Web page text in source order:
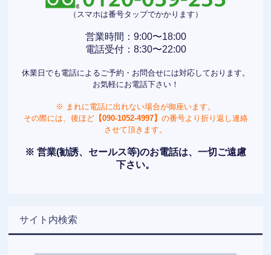
（スマホは番号タップでかかります）
営業時間：9:00〜18:00
電話受付：8:30〜22:00
休業日でも電話によるご予約・お問合せには対応しております。
お気軽にお電話下さい！
※ まれに電話に出れない場合が御座います。
その際には、後ほど【090-1052-4997】 の番号より折り返し連絡
させて頂きます。
※ 営業(勧誘、セールス等)のお電話は、一切ご遠慮
下さい。
サイト内検索